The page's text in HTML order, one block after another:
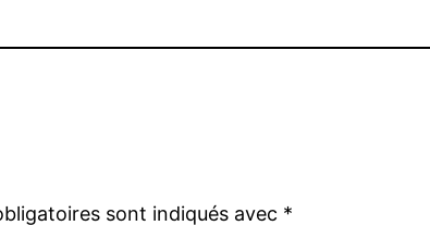
sont indiqués avec *